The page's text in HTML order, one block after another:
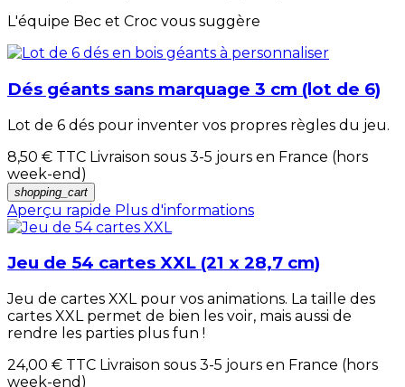
L'équipe Bec et Croc vous suggère
Dés géants sans marquage 3 cm (lot de 6)
Lot de 6 dés pour inventer vos propres règles du jeu.
8,50 € TTC Livraison sous 3-5 jours en France (hors
week-end)
shopping_cart
Aperçu rapide Plus d'informations
Jeu de 54 cartes XXL (21 x 28,7 cm)
Jeu de cartes XXL pour vos animations. La taille des
cartes XXL permet de bien les voir, mais aussi de
rendre les parties plus fun !
24,00 € TTC Livraison sous 3-5 jours en France (hors
week-end)